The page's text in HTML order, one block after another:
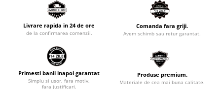
Livrare rapida in 24 de ore
de la confirmarea comenzii.
Comanda fara griji.
Avem schimb sau retur garantat.
Primesti banii inapoi garantat
Simplu si usor, fara motiv,
fara justificari.
Produse premium.
Materiale de cea mai buna calitate.